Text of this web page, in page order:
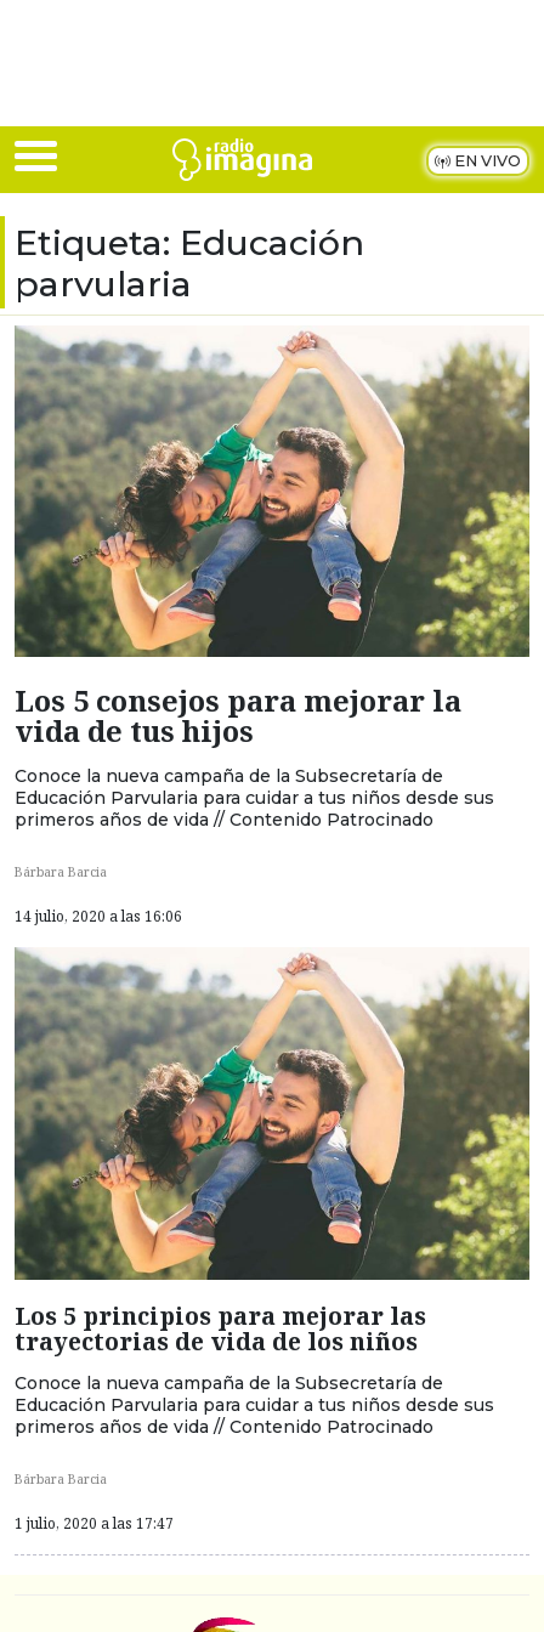
EN VIVO
Etiqueta: Educación
parvularia
Los 5 consejos para mejorar la
vida de tus hijos
Conoce la nueva campaña de la Subsecretaría de
Educación Parvularia para cuidar a tus niños desde sus
primeros años de vida // Contenido Patrocinado
Bárbara Barcia
14 julio, 2020 a las 16:06
Los 5 principios para mejorar las
trayectorias de vida de los niños
Conoce la nueva campaña de la Subsecretaría de
Educación Parvularia para cuidar a tus niños desde sus
primeros años de vida // Contenido Patrocinado
Bárbara Barcia
1 julio, 2020 a las 17:47